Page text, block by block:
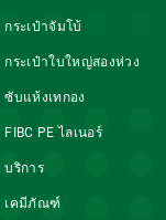
กระเป๋าจัมโบ้
กระเป๋าใบใหญ่สองห่วง
ซับแห้งเทกอง
FIBC PE ไลเนอร์
บริการ
เคมีภัณฑ์